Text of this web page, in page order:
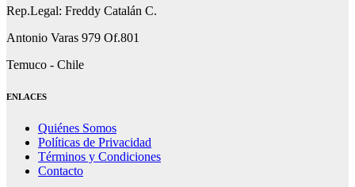
Rep.Legal: Freddy Catalán C.
Antonio Varas 979 Of.801
Temuco - Chile
ENLACES
Quiénes Somos
Políticas de Privacidad
Términos y Condiciones
Contacto